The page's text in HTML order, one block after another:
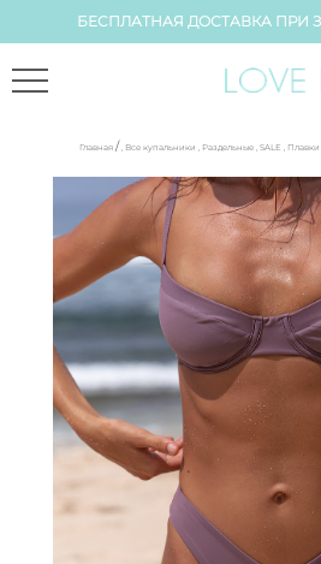
БЕСПЛАТНАЯ ДОСТАВКА ПРИ
Главная / , Все купальники , Раздельные , SALE , Плавки